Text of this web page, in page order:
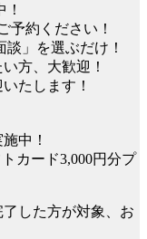
予約ください！
」を選ぶだけ！
方、大歓迎！
たします！
中！
カード3,000円分プ
した方が対象、お